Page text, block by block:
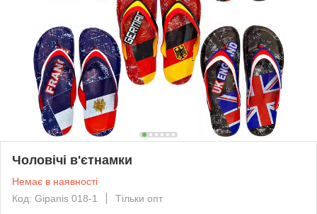
Чоловічі в'єтнамки
Немає в наявності
Код: Gipanis 018-1
Тільки опт